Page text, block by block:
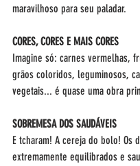
maravilhoso para seu paladar.
CORES, CORES E MAIS CORES
Imagine só: carnes vermelhas,
grãos coloridos, leguminosos,
vegetais... é quase uma obra
SOBREMESA DOS SAUDÁVEIS
E tcharam! A cereja do bolo! Os
extremamente equilibrados e